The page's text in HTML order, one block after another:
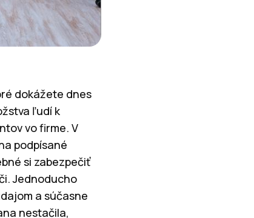
dokážete dnes
ľudí k
vo firme. V
podpísané
si zabezpečiť
Jednoducho
a súčasne
nestačila,